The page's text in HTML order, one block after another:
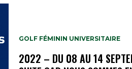
GOLF FÉMININ UNIVERSITAIRE
2022 – DU 08 AU 14